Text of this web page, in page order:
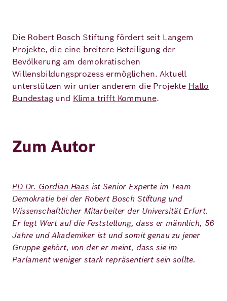
Die Robert Bosch Stiftung fördert seit Langem
Projekte, die eine breitere Beteiligung der
Bevölkerung am demokratischen
Willensbildungsprozess ermöglichen. Aktuell
unterstützen wir unter anderem die Projekte Hallo
Bundestagund Klima trifft Kommune.
Zum Autor
PD Dr. Gordian Haas ist Senior Experte im Team
Demokratie bei der Robert Bosch Stiftung und
Wissenschaftlicher Mitarbeiter der Universität Erfurt.
Er legt Wert auf die Feststellung, dass er männlich, 56
Jahre und Akademiker ist und somit genau zu jener
Gruppe gehört, von der er meint, dass sie im
Parlament weniger stark repräsentiert sein sollte.